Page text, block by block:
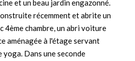
et un beau jardin engazonné.
récemment et abrite un
4ème chambre, un abri voiture
aménagée à l'étage servant
Dans une seconde